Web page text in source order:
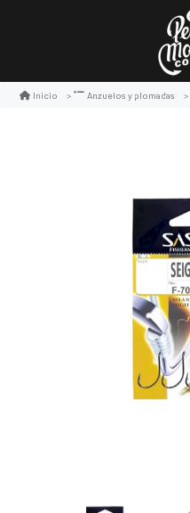
Inicio Anzuelos y plomadas